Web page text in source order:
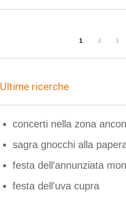
1 2 3
Ultime ricerche
concerti nella zona
sagra gnocchi alla
festa dell'annunziata
festa dell'uva cupra